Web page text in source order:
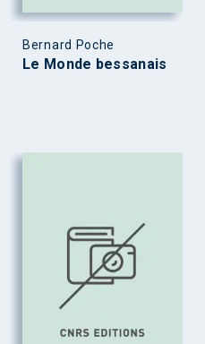
Bernard Poche
Le Monde bessanais